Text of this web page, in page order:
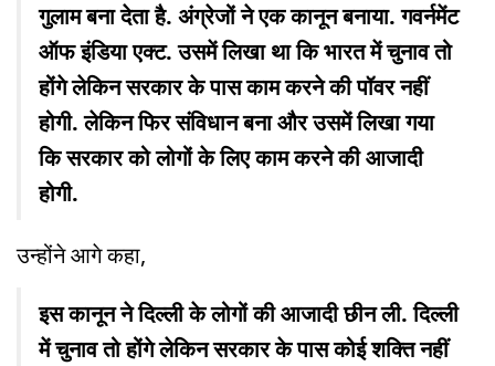
गुलाम बना देता है. अंग्रेजों ने एक कानून बनाया. गवर्नमेंट
ऑफ इंडिया एक्ट. उसमें लिखा था कि भारत में चुनाव तो
होंगे लेकिन सरकार के पास काम करने की पॉवर नहीं
होगी. लेकिन फिर संविधान बना और उसमें लिखा गया
कि सरकार को लोगों के लिए काम करने की आजादी
होगी.
उन्होंने आगे कहा,
इस कानून ने दिल्ली के लोगों की आजादी छीन ली. दिल्ली
में चुनाव तो होंगे लेकिन सरकार के पास कोई शक्ति नहीं